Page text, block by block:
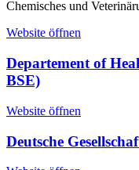
Chemisches und
Website öffnen
Departement of
BSE)
Website öffnen
Deutsche